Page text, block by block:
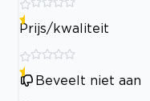
Prijs/kwaliteit
Beveelt niet aan